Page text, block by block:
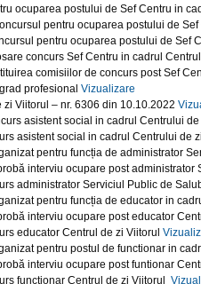
ocuparea postului de Sef Centru in
pentru ocuparea postului de
pentru ocuparea postului de Sef
concurs Sef Centru in cadrul
comisiilor de concurs post Sef
profesional Vizualizare
Viitorul – nr. 6306 din 10.10.2022
asistent social in cadrul Centrului de
asistent social in cadrul Centrului de
pentru funcția de administrator
interviu ocupare post administrator
administrator Serviciul Public de
pentru funcția de educator in
interviu ocupare post educator
educator Centrul de zi Viitorul
pentru postul de functionar in
interviu ocupare post funtionar
functionar Centrul de zi Viitorul